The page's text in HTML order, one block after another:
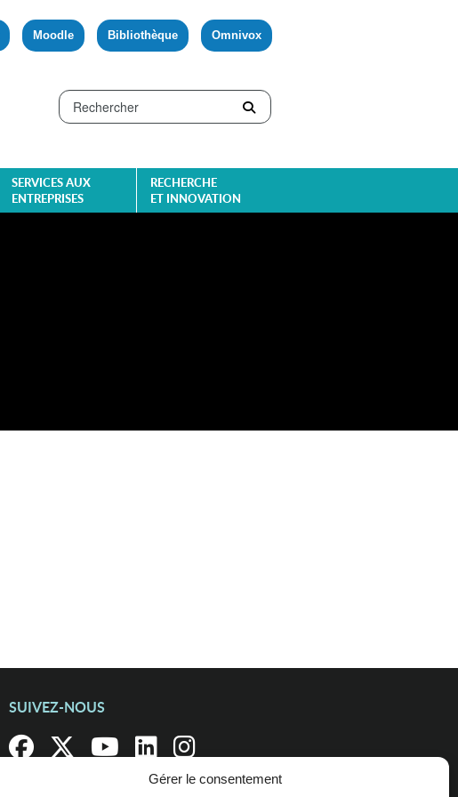
Gérer le consentement
Moodle Bibliothèque Omnivox
SERVICES AUX
ENTREPRISES
RECHERCHE
ET INNOVATION
SUIVEZ-NOUS